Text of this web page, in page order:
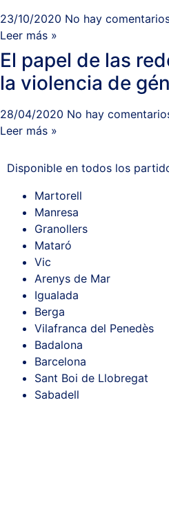
23/10/2020 No hay
Leer más »
El papel de las
la violencia de
28/04/2020 No hay
Leer más »
Disponible en todos los
Martorell
Manresa
Granollers
Mataró
Vic
Arenys de Mar
Igualada
Berga
Vilafranca del Penedès
Badalona
Barcelona
Sant Boi de Llobregat
Sabadell